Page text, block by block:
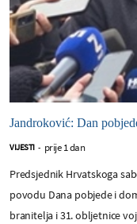
Jandroković: Dan
VIJESTI - prije 1 dan
Predsjednik Hrvatskoga
povodu Dana pobjede i
branitelja i 31. obljetnice